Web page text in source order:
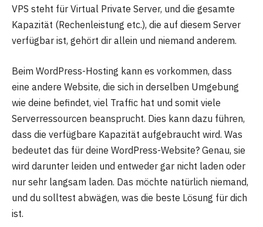
VPS steht für Virtual Private Server, und die gesamte
Kapazität (Rechenleistung etc.), die auf diesem Server
verfügbar ist, gehört dir allein und niemand anderem.
Beim WordPress-Hosting kann es vorkommen, dass
eine andere Website, die sich in derselben Umgebung
wie deine befindet, viel Traffic hat und somit viele
Serverressourcen beansprucht. Dies kann dazu führen,
dass die verfügbare Kapazität aufgebraucht wird. Was
bedeutet das für deine WordPress-Website? Genau, sie
wird darunter leiden und entweder gar nicht laden oder
nur sehr langsam laden. Das möchte natürlich niemand,
und du solltest abwägen, was die beste Lösung für dich
ist.